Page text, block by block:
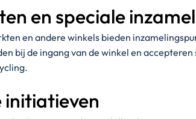
en speciale
en andere winkels bieden
bij de ingang van de winkel en
initiatieven